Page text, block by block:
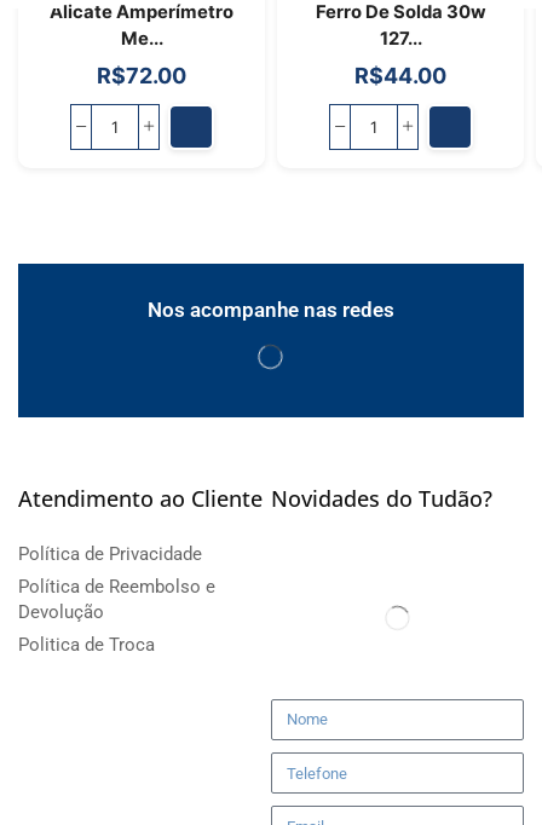
Alicate Amperímetro
Me...
R$72.00
Ferro De Solda 30w
127...
R$44.00
Nos acompanhe nas redes
Atendimento ao Cliente
Política de Privacidade
Política de Reembolso e
Devolução
Politica de Troca
Novidades do Tudão?